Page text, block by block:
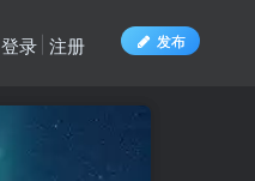
发布
登录 注册